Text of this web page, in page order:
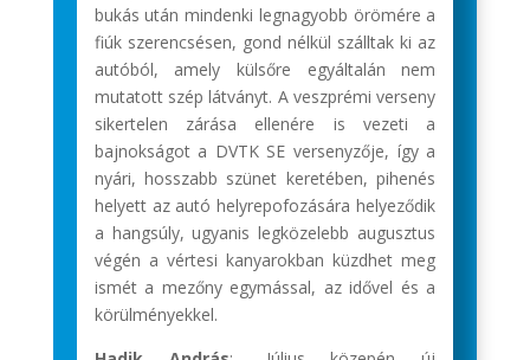
bukás után mindenki legnagyobb örömére a
fiúk szerencsésen, gond nélkül szálltak ki az
autóból, amely külsőre egyáltalán nem
mutatott szép látványt. A veszprémi verseny
sikertelen zárása ellenére is vezeti a
bajnokságot a DVTK SE versenyzője, így a
nyári, hosszabb szünet keretében, pihenés
helyett az autó helyrepofozására helyeződik
a hangsúly, ugyanis legközelebb augusztus
végén a vértesi kanyarokban küzdhet meg
ismét a mezőny egymással, az idővel és a
körülményekkel.